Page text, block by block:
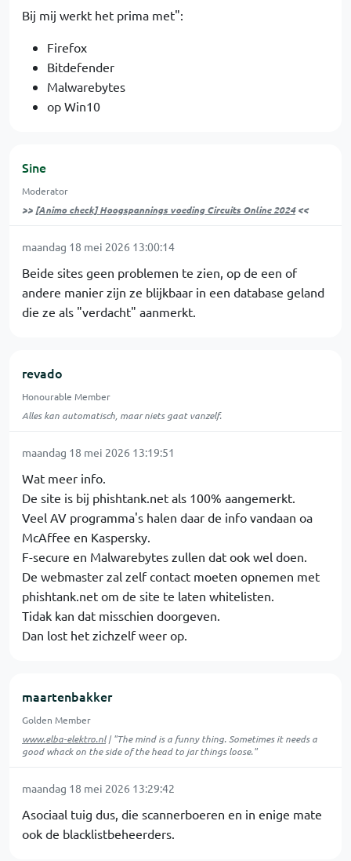
Bij mij werkt het prima met":
Firefox
Bitdefender
Malwarebytes
op Win10
Sine
Moderator
>> [Animo check] Hoogspannings voeding Circuits Online 2024<<
maandag 18 mei 2026 13:00:14
Beide sites geen problemen te zien, op de een of
andere manier zijn ze blijkbaar in een database geland
die ze als "verdacht" aanmerkt.
revado
Honourable Member
Alles kan automatisch, maar niets gaat vanzelf.
maandag 18 mei 2026 13:19:51
Wat meer info.
De site is bij phishtank.net als 100% aangemerkt.
Veel AV programma's halen daar de info vandaan oa
McAffee en Kaspersky.
F-secure en Malwarebytes zullen dat ook wel doen.
De webmaster zal zelf contact moeten opnemen met
phishtank.net om de site te laten whitelisten.
Tidak kan dat misschien doorgeven.
Dan lost het zichzelf weer op.
maartenbakker
Golden Member
www.elba-elektro.nl| "The mind is a funny thing. Sometimes it needs a
good whack on the side of the head to jar things loose."
maandag 18 mei 2026 13:29:42
Asociaal tuig dus, die scannerboeren en in enige mate
ook de blacklistbeheerders.